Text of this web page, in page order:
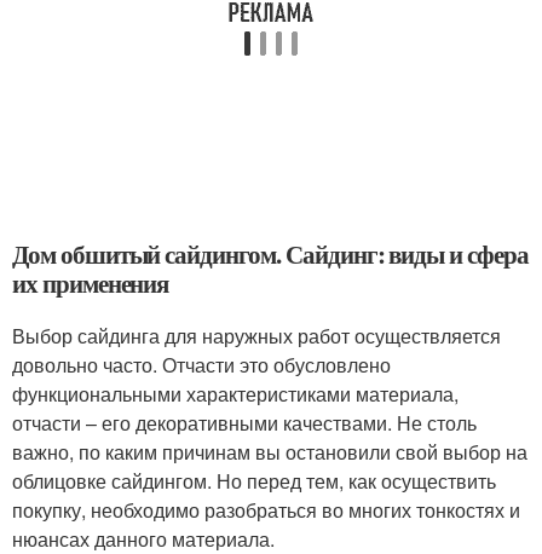
Дом обшитый сайдингом. Сайдинг: виды и сфера
их применения
Выбор сайдинга для наружных работ осуществляется
довольно часто. Отчасти это обусловлено
функциональными характеристиками материала,
отчасти – его декоративными качествами. Не столь
важно, по каким причинам вы остановили свой выбор на
облицовке сайдингом. Но перед тем, как осуществить
покупку, необходимо разобраться во многих тонкостях и
нюансах данного материала.